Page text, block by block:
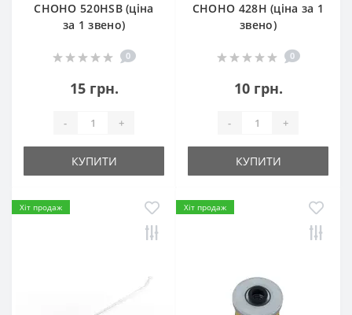
СHOHO 520HSB (ціна
за 1 звено)
0
15 грн.
- +
КУПИТИ
СHOHO 428H (ціна за 1
звено)
0
10 грн.
- +
КУПИТИ
Хіт продаж Хіт продаж